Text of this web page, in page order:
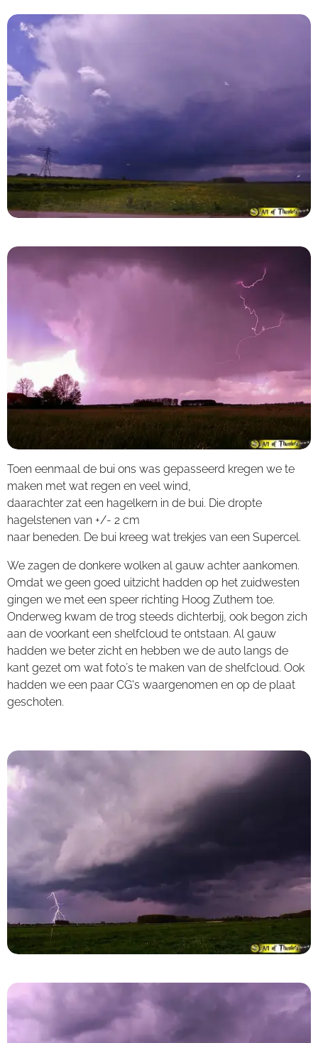
Toen eenmaal de bui ons was gepasseerd kregen we te
maken met wat regen en veel wind,
daarachter zat een hagelkern in de bui. Die dropte
hagelstenen van +/- 2 cm
naar beneden. De bui kreeg wat trekjes van een Supercel.
We zagen de donkere wolken al gauw achter aankomen.
Omdat we geen goed uitzicht hadden op het zuidwesten
gingen we met een speer richting Hoog Zuthem toe.
Onderweg kwam de trog steeds dichterbij, ook begon zich
aan de voorkant een shelfcloud te ontstaan. Al gauw
hadden we beter zicht en hebben we de auto langs de
kant gezet om wat foto´s te maken van de shelfcloud. Ook
hadden we een paar CG's waargenomen en op de plaat
geschoten.